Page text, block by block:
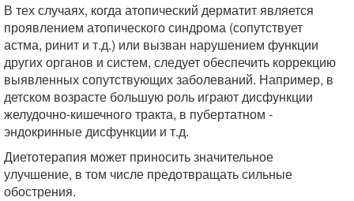
В тех случаях, когда атопический дерматит является
проявлением атопического синдрома (сопутствует
астма, ринит и т.д.) или вызван нарушением функции
других органов и систем, следует обеспечить коррекцию
выявленных сопутствующих заболеваний. Например, в
детском возрасте большую роль играют дисфункции
желудочно-кишечного тракта, в пубертатном -
эндокринные дисфункции и т.д.
Диетотерапия может приносить значительное
улучшение, в том числе предотвращать сильные
обострения.